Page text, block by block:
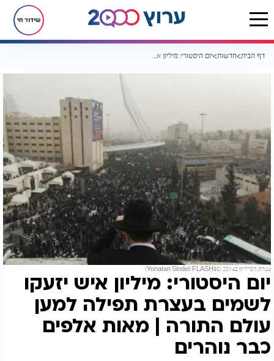
שידור חי
דף הבית חדשות יום היסטורי: מיליון איש יזעקו לשמים בעצרת תפילה למען עולם התורה | מאות אלפים כבר נוהרים
עצרת המיליון ב2014 (Yonatan Sindel/FLASH90)
יום היסטורי: מיליון איש יזעקו
לשמים בעצרת תפילה למען
עולם התורה | מאות אלפים
כבר נוהרים